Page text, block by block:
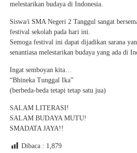
melestarikan budaya di Indonesia.
Siswa/i SMA Negeri 2 Tanggul sangat
festival sekolah pada hari ini.
Semoga festival ini dapat dijadikan sarana
senantiasa melestarikan budaya yang ada di
Ingat semboyan kita…
“Bhineka Tunggal Ika”
(berbeda-beda tetapi tetap satu jua)
SALAM LITERASI!
SALAM BUDAYA MUTU!
SMADATA JAYA!!
Dibaca : 1,879